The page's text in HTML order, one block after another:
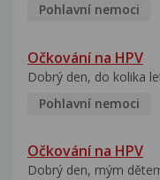
Pohlavní nemoci
Očkování na HPV
Dobrý den, do kolika
Pohlavní nemoci
Očkování na HPV
Dobrý den, mým